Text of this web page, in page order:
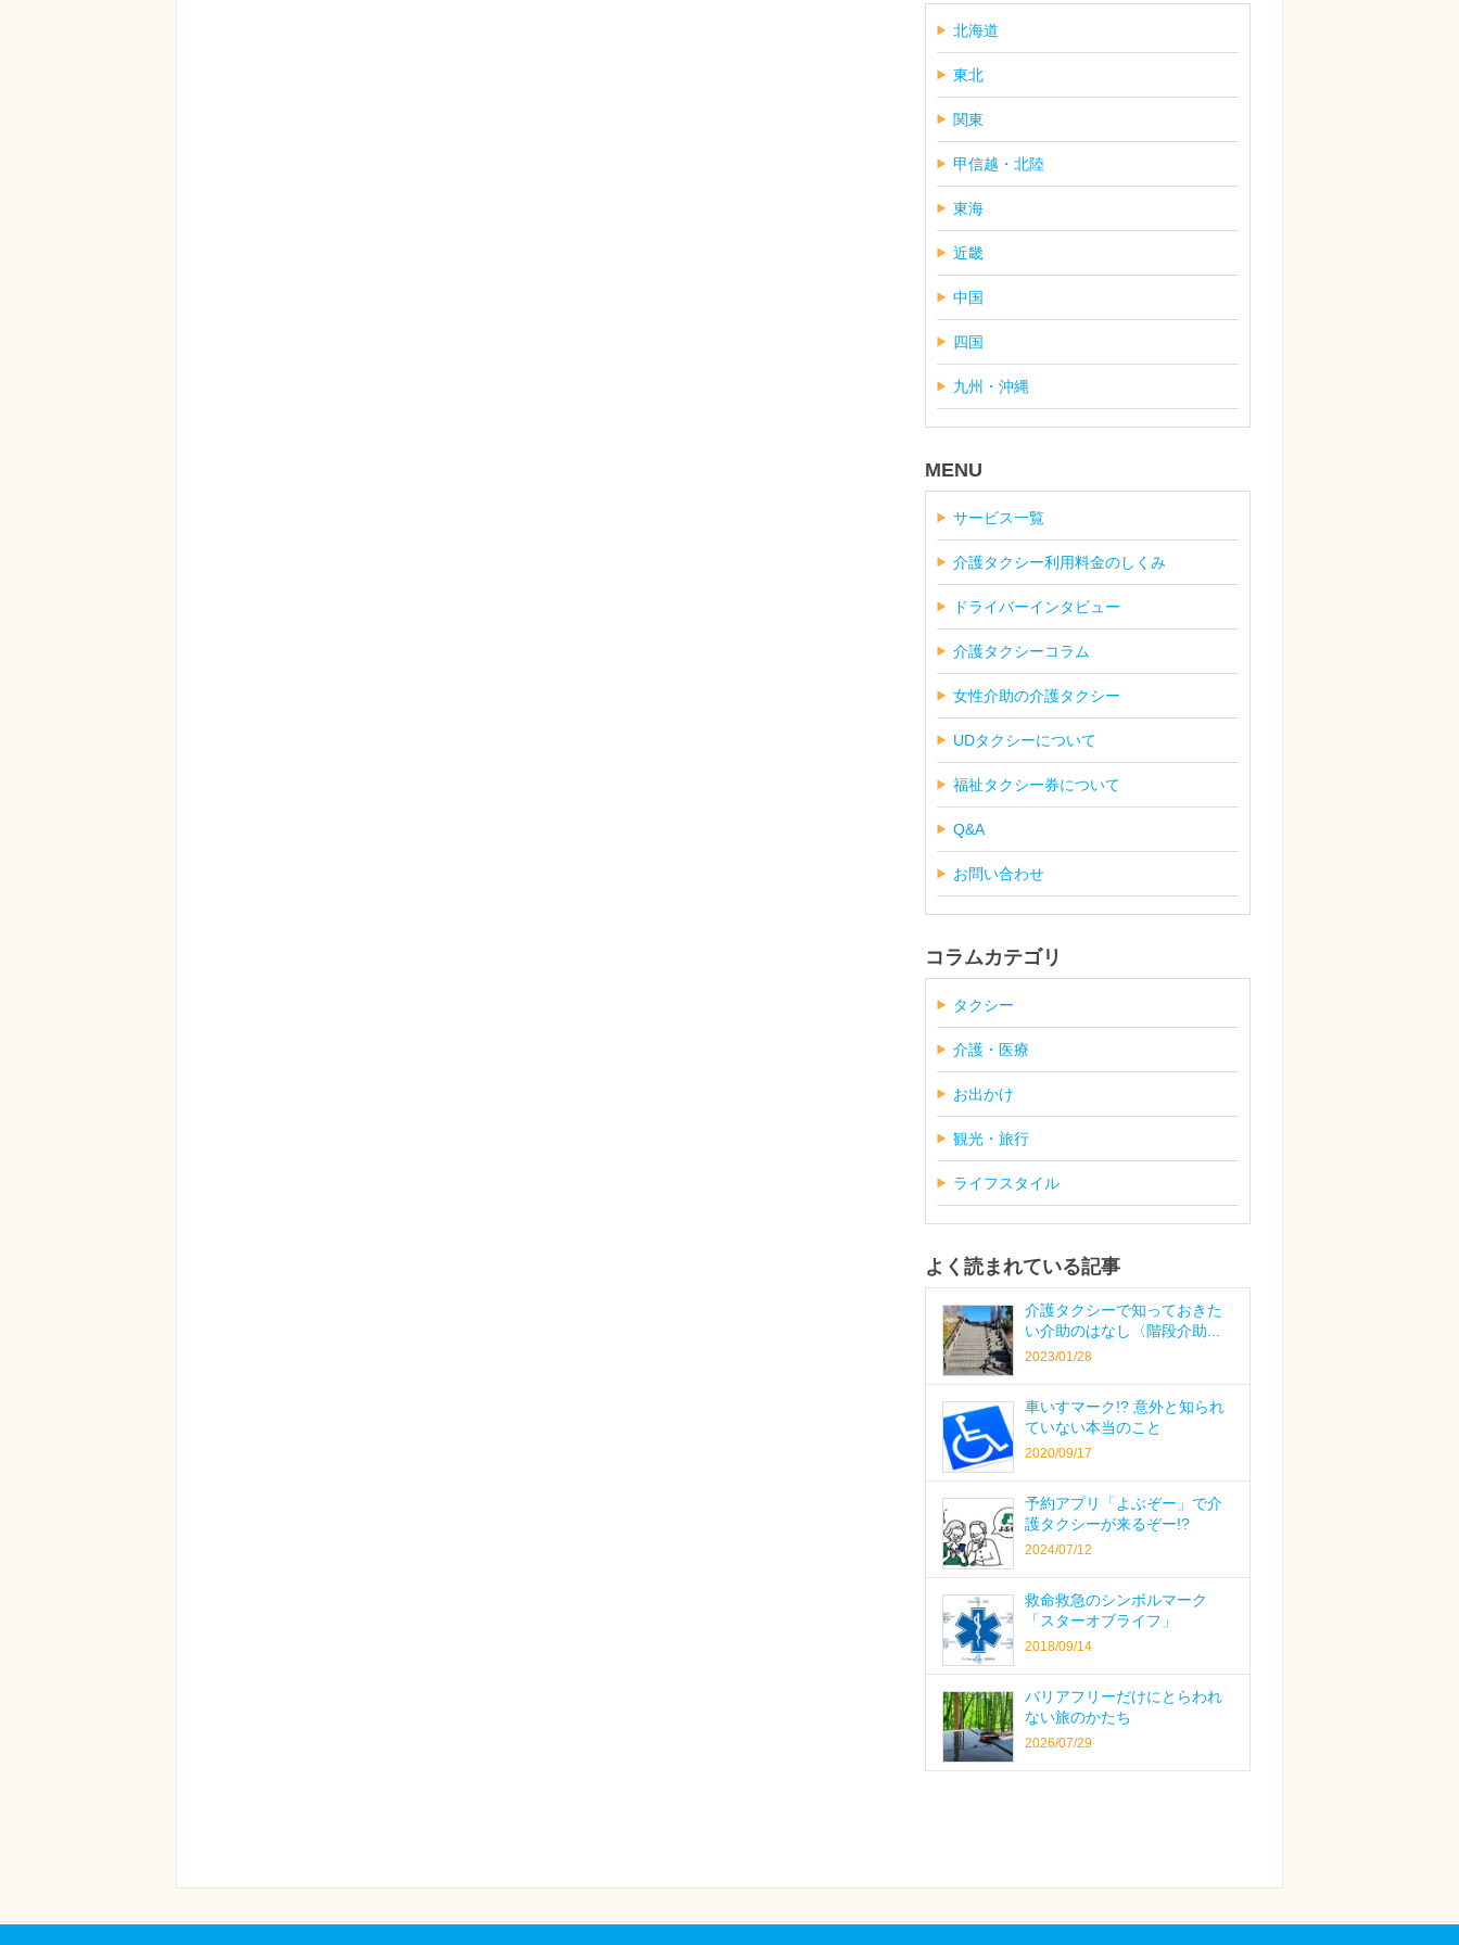
北海道
東北
関東
甲信越・北陸
東海
近畿
中国
四国
九州・沖縄
MENU
サービス一覧
介護タクシー利用料金のしくみ
ドライバーインタビュー
介護タクシーコラム
女性介助の介護タクシー
UDタクシーについて
福祉タクシー券について
Q&A
お問い合わせ
コラムカテゴリ
タクシー
介護・医療
お出かけ
観光・旅行
ライフスタイル
よく読まれている記事
介護タクシーで知っておきた
い介助のはなし〈階段介助...
2023/01/28
車いすマーク!? 意外と知られ
ていない本当のこと
2020/09/17
予約アプリ「よぶぞー」で介
護タクシーが来るぞー!?
2024/07/12
救命救急のシンボルマーク
「スターオブライフ」
2018/09/14
バリアフリーだけにとらわれ
ない旅のかたち
2026/07/29